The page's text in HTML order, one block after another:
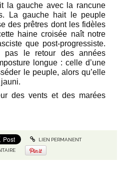
la gauche avec la rancune
La gauche hait le peuple
des prêtres dont les fidèles
haine croisée naît notre
que post-progressiste.
pas le retour des années
longue : celle d’une
le peuple, alors qu’elle
des vents et des marées
LIEN PERMANENT